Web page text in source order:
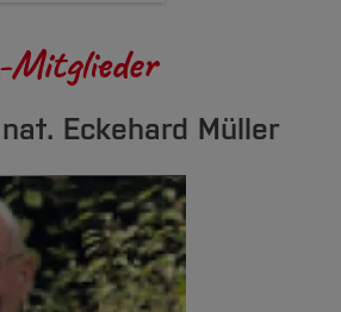
Mitglieder
Eckehard Müller